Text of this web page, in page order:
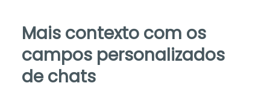
Mais contexto com os
campos personalizados
de chats